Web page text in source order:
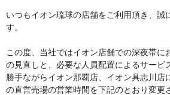
いつもイオン琉球の店舗をご利用頂き、誠
す。
この度、当社ではイオン店舗での深夜帯に
の見直しと、必要な人員配置によるサービ
勝手ながらイオン那覇店、イオン具志川店
の直営売場の営業時間を下記のとおり変更